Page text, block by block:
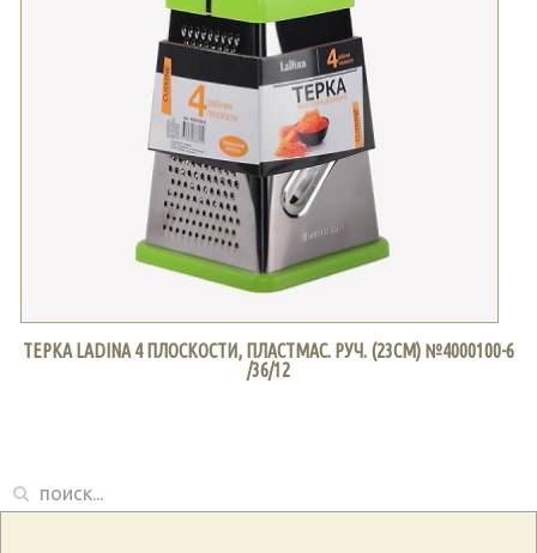
ТЕРКА LADINA 4 ПЛОСКОСТИ, ПЛАСТМАС. РУЧ. (23СМ) №4000100-6
/36/12